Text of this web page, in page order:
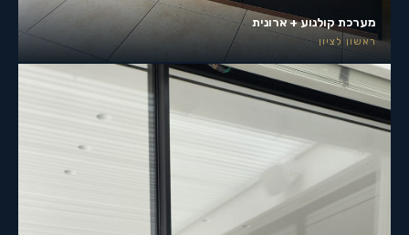
מערכת קולנוע + ארונית
ראשון לציון